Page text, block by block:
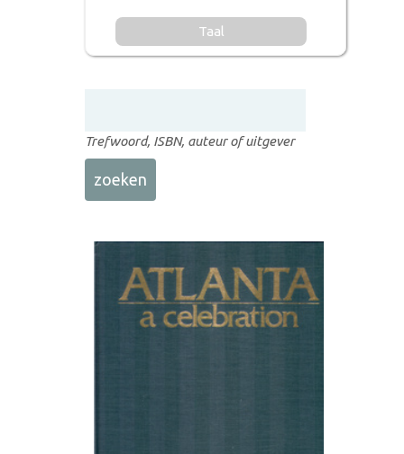
Taal
Trefwoord, ISBN, auteur of uitgever